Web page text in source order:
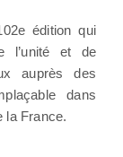
édition qui
l’unité et de
auprès des
dans
la France.